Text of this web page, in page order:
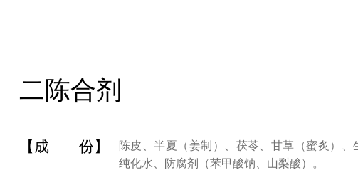
二陈合剂
【成 份】
陈皮、半夏（姜制）、茯苓、甘草（蜜炙）、
纯化水、防腐剂（苯甲酸钠、山梨酸）。